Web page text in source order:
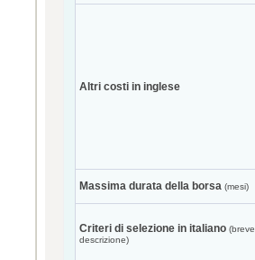
Altri costi in inglese
Massima durata della borsa (mesi)
Criteri di selezione in italiano (breve
descrizione)